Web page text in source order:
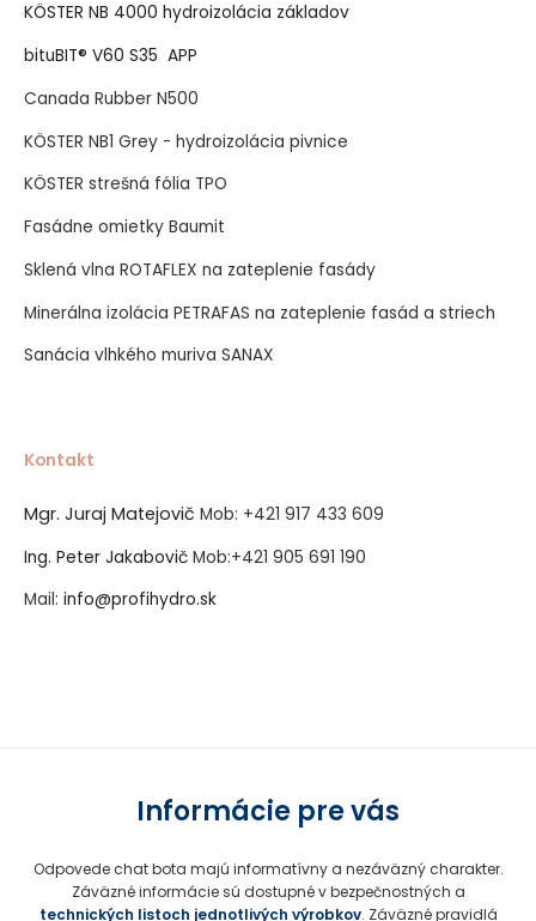
KÖSTER NB 4000 hydroizolácia základov
bituBIT® V60 S35 APP
Canada Rubber N500
KÖSTER NB1 Grey - hydroizolácia pivnice
KÖSTER strešná fólia TPO
Fasádne omietky Baumit
Sklená vlna ROTAFLEX na zateplenie fasády
Minerálna izolácia PETRAFAS na zateplenie fasád a striech
Sanácia vlhkého muriva SANAX
Kontakt
Mgr. Juraj Matejovič Mob: +421 917 433 609
Ing. Peter Jakabovič Mob:+421 905 691 190
Mail: info@profihydro.sk
Informácie pre vás
Odpovede chat bota majú informatívny a nezáväzný charakter.
Záväzné informácie sú dostupné v bezpečnostných a
technických listoch jednotlivých výrobkov. Záväzné pravidlá